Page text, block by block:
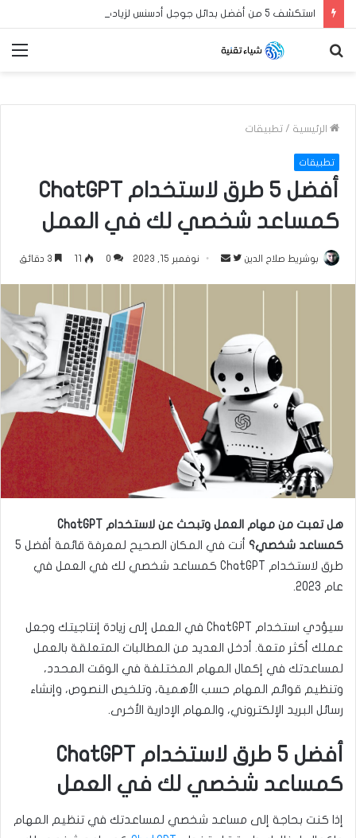
الرئيسية / تطبيقات
تطبيقات
أفضل 5 طرق لاستخدام ChatGPT
كمساعد شخصي لك في العمل
بوشريط صلاح الدين
ت
ل
ى
و
ت
ر
ي
د
إ
ل
ك
و
ن
ي
نوفمبر 15, 2023 0
11
هل تعبت من مهام العمل وتبحث عن لاستخدام ChatGPT
كمساعد شخصي؟
أنت في المكان الصحيح لمعرفة قائمة أفضل 5
طرق لاستخدام ChatGPT كمساعد شخصي لك في العمل في
عام 2023.
سيؤدي استخدام ChatGPT في العمل إلى زيادة إنتاجيتك وجعل
عملك أكثر متعة. أدخل العديد من المطالبات المتعلقة بالعمل
لمساعدتك في إكمال المهام المختلفة في الوقت المحدد،
وتنظيم قوائم المهام حسب الأهمية، وتلخيص النصوص، وإنشاء
رسائل البريد الإلكتروني، والمهام الإدارية الأخرى.
أفضل 5 طرق لاستخدام ChatGPT
كمساعد شخصي لك في العمل
إذا كنت بحاجة إلى مساعد شخصي لمساعدتك في تنظيم المهام